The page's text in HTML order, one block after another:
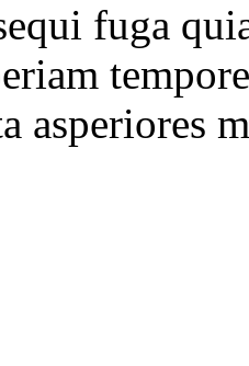
fuga
asperiores